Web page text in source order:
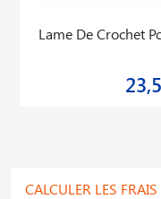
Lame De Crochet
CALCULER LES